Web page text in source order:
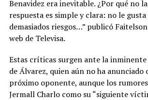
Benavidez era inevitable. ¿Por qué no
respuesta es simple y clara: no le
demasiados riesgos…” publicó
web de Televisa.
Estas críticas surgen ante la
de Álvarez, quien aún no ha anunciado
próximo oponente, aunque los
Jermall Charlo como su “siguiente